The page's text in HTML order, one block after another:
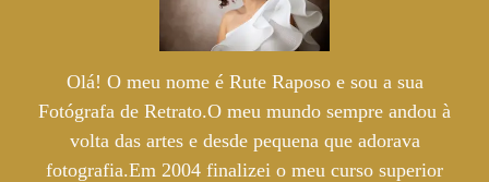
Olá! O meu nome é Rute Raposo e sou a sua
Fotógrafa de Retrato.O meu mundo sempre andou à
volta das artes e desde pequena que adorava
fotografia.Em 2004 finalizei o meu curso superior